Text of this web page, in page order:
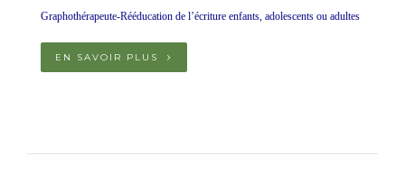
Graphothérapeute-Rééducation de l’écriture enfants, adolescents ou adultes
EN SAVOIR PLUS